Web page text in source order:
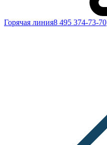
Горячая линия8 495 374-73-70